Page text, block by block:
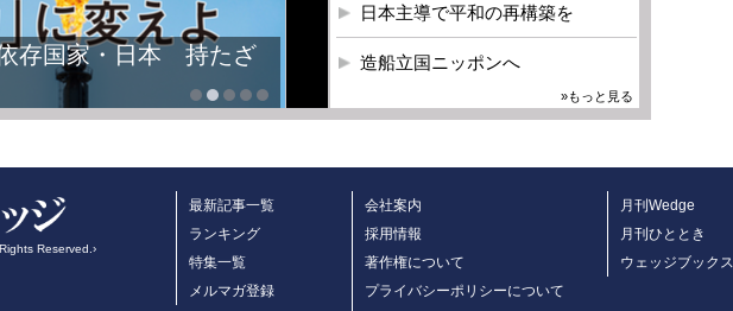
存国家・日本 持たざ
日本主導で平和の再構築を
造船立国ニッポンへ
»もっと見る
Reserved.›
最新記事一覧
ランキング
特集一覧
メルマガ登録
会社案内
採用情報
著作権について
プライバシーポリシーについて
月刊Wedge
月刊ひととき
ウェッジブックス